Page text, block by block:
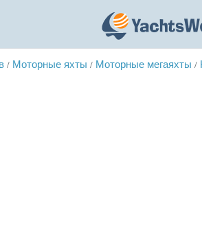
/ Моторные яхты / Моторные мегаяхты /